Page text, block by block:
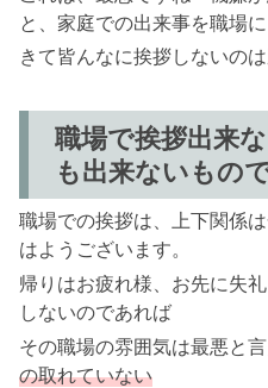
と、家庭での出来事を職場に
きて皆んなに挨拶しないの
職場で挨拶出来
も出来ないもので
職場での挨拶は、上下関係
はようございます。
帰りはお疲れ様、お先に失
しないのであれば
その職場の雰囲気は最悪と言
の取れていない